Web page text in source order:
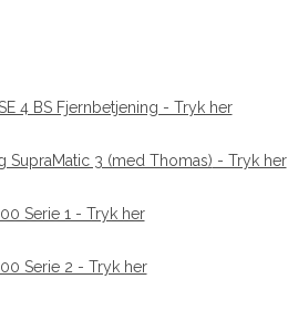
4 BS Fjernbetjening - Tryk her
SupraMatic 3 (med Thomas) - Tryk her
Serie 1 - Tryk her
Serie 2 - Tryk her